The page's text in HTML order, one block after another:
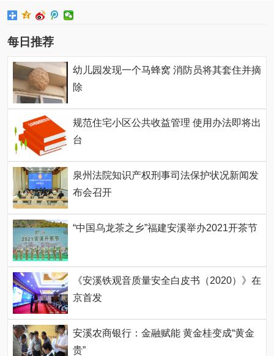
每日推荐
幼儿园发现一个马蜂窝 消防员将其套住并摘
除
规范住宅小区公共收益管理 使用办法即将出
台
泉州法院知识产权刑事司法保护状况新闻发
布会召开
“中国乌龙茶之乡”福建安溪举办2021开茶节
《安溪铁观音质量安全白皮书（2020）》在
京首发
安溪农商银行：金融赋能 黄金桂变成“黄金
贵”